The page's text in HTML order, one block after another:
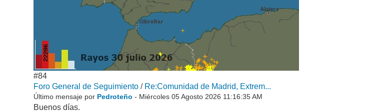
#84
Foro General de Seguimiento / Re:Comunidad de Madrid, Extrem...
Último mensaje por Pedroteño - Miércoles 05 Agosto 2026 11:16:35 AM
Buenos días.